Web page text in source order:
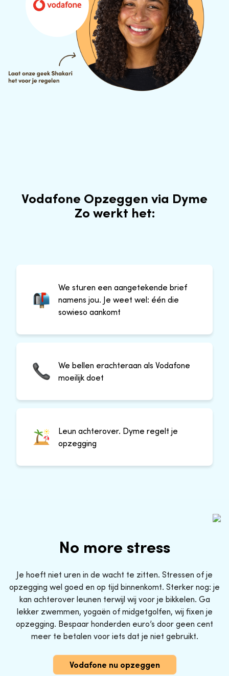
Vodafone Opzeggen via Dyme
Zo werkt het:
We sturen een aangetekende brief
namens jou. Je weet wel: één die
sowieso aankomt
We bellen erachteraan als Vodafone
moeilijk doet
Leun achterover. Dyme regelt je
opzegging
No more stress
Je hoeft niet uren in de wacht te zitten. Stressen of je
opzegging wel goed en op tijd binnenkomt. Sterker nog: je
kan achterover leunen terwijl wij voor je bikkelen. Ga
lekker zwemmen, yogaën of midgetgolfen, wij fixen je
opzegging. Bespaar honderden euro’s door geen cent
meer te betalen voor iets dat je niet gebruikt.
Vodafone nu opzeggen